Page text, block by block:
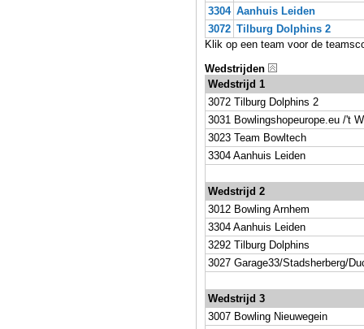
3304 Aanhuis Leiden
3072 Tilburg Dolphins 2
Klik op een team voor de
Wedstrijden
Wedstrijd 1
3072 Tilburg Dolphins 2
3031 Bowlingshopeurope.eu /'t
3023 Team Bowltech
3304 Aanhuis Leiden
Wedstrijd 2
3012 Bowling Arnhem
3304 Aanhuis Leiden
3292 Tilburg Dolphins
3027 Garage33/Stadsherberg/
Wedstrijd 3
3007 Bowling Nieuwegein